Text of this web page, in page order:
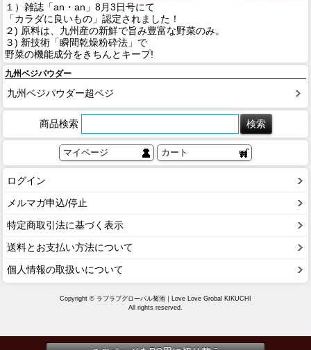
１）雑誌「an・an」8月3日号にて
「カラダに良いもの」認定されました！
２) 原料は、九州産の新鮮で旨み豊富な野菜のみ。
３) 新技術「瞬間乾燥粉砕法」で
野菜の機能成分をきちんとキープ!
九州ベジパウダー
九州ベジパウダー超ベジ
商品検索
マイページ カート
ログイン
メルマガ申込/停止
特定商取引法に基づく表示
送料とお支払い方法について
個人情報の取扱いについて
Copyright © ラブラブグローバル菊池｜Love Love Grobal KIKUCHI
All rights reserved.